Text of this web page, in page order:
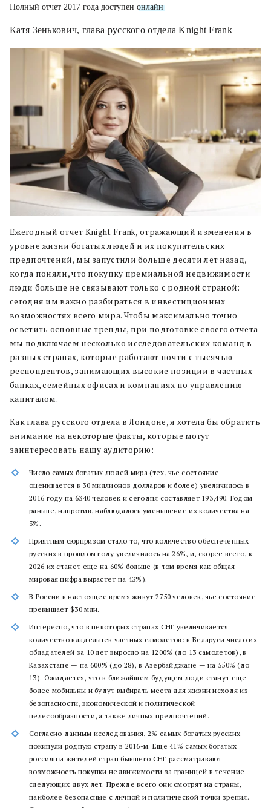
Полный отчет 2017 года доступен онлайн.
Катя Зенькович, глава русского отдела Knight Frank
Ежегодный отчет Knight Frank, отражающий изменения в
уровне жизни богатых людей и их покупательских
предпочтений, мы запустили больше десяти лет назад,
когда поняли, что покупку премиальной недвижимости
люди больше не связывают только с родной страной:
сегодня им важно разбираться в инвестиционных
возможностях всего мира. Чтобы максимально точно
осветить основные тренды, при подготовке своего отчета
мы подключаем несколько исследовательских команд в
разных странах, которые работают почти с тысячью
респондентов, занимающих высокие позиции в частных
банках, семейных офисах и компаниях по управлению
капиталом.
Как глава русского отдела в Лондоне, я хотела бы обратить
внимание на некоторые факты, которые могут
заинтересовать нашу аудиторию:
Число самых богатых людей мира (тех, чье состояние
оценивается в 30 миллионов долларов и более) увеличилось в
2016 году на 6340 человек и сегодня составляет 193,490. Годом
раньше, напротив, наблюдалось уменьшение их количества на
3%.
Приятным сюрпризом стало то, что количество обеспеченных
русских в прошлом году увеличилось на 26%, и, скорее всего, к
2026 их станет еще на 60% больше (в том время как общая
мировая цифра вырастет на 43%).
В России в настоящее время живут 2750 человек, чье состояние
превышает $30 млн.
Интересно, что в некоторых странах СНГ увеличивается
количество владельцев частных самолетов: в Беларуси число их
обладателей за 10 лет выросло на 1200% (до 13 самолетов), в
Казахстане — на 600% (до 28), в Азербайджане — на 550% (до
13). Ожидается, что в ближайшем будущем люди станут еще
более мобильны и будут выбирать места для жизни исходя из
безопасности, экономической и политической
целесообразности, а также личных предпочтений.
Согласно данным исследования, 2% самых богатых русских
покинули родную страну в 2016-м. Еще 41% самых богатых
россиян и жителей стран бывшего СНГ рассматривают
возможность покупки недвижимости за границей в течение
следующих двух лет. Прежде всего они смотрят на страны,
наиболее безопасные с личной и политической точки зрения.